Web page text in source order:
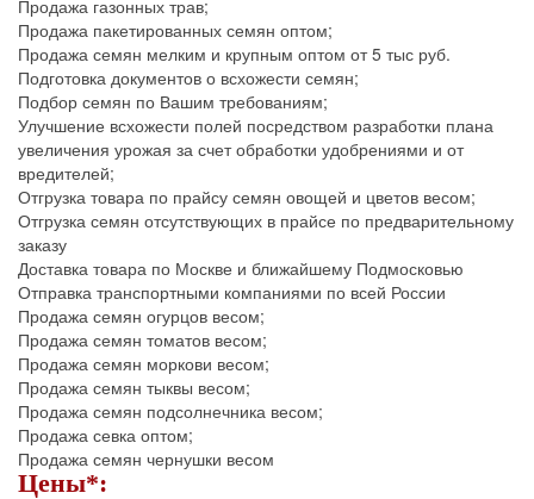
Продажа газонных трав;
Продажа пакетированных семян оптом;
Продажа семян мелким и крупным оптом от 5 тыс руб.
Подготовка документов о всхожести семян;
Подбор семян по Вашим требованиям;
Улучшение всхожести полей посредством разработки плана
увеличения урожая за счет обработки удобрениями и от
вредителей;
Отгрузка товара по прайсу семян овощей и цветов весом;
Отгрузка семян отсутствующих в прайсе по предварительному
заказу
Доставка товара по Москве и ближайшему Подмосковью
Отправка транспортными компаниями по всей России
Продажа семян огурцов весом;
Продажа семян томатов весом;
Продажа семян моркови весом;
Продажа семян тыквы весом;
Продажа семян подсолнечника весом;
Продажа севка оптом;
Продажа семян чернушки весом
Цены*: